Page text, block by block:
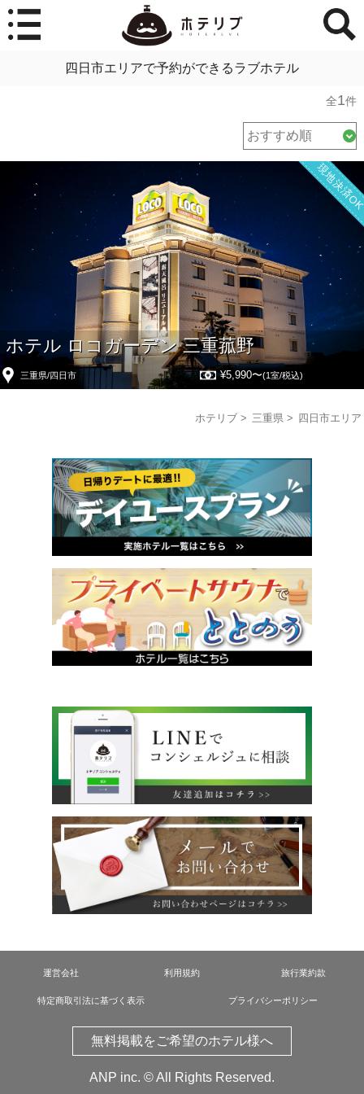
四日市エリアで予約ができるラブホテル
全1件
ホテル ロコガーデン 三重菰野
三重県/四日市 ¥5,990〜(1室/税込)
現地決済
ホテリブ 三重県 四日市エリア
運営会社 利用規約 旅行業約款
特定商取引法に基づく表示 プライバシーポリシー
無料掲載をご希望のホテル様へ
ANP inc. © All Rights Reserved.